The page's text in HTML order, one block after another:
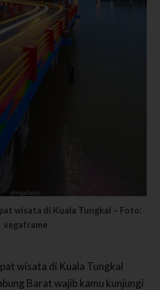
wisata di Kuala Tungkal – Foto:
vegaframe
wisata di Kuala Tungkal
Barat wajib kamu kunjungi